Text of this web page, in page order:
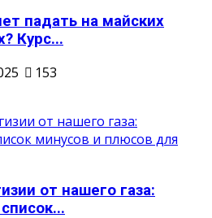
падать на майских
Курс...
153
от нашего газа: